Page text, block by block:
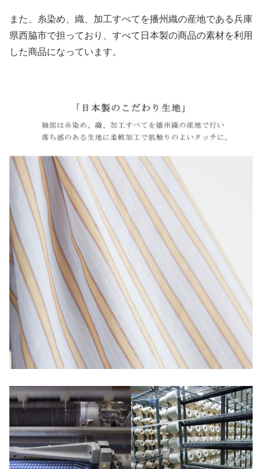
また、糸染め、織、加工すべてを播州織の産地である兵庫
県西脇市で担っており、すべて日本製の商品の素材を利用
した商品になっています。